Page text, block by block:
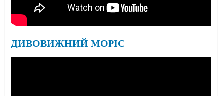
ДИВОВИЖНИЙ МОРІС